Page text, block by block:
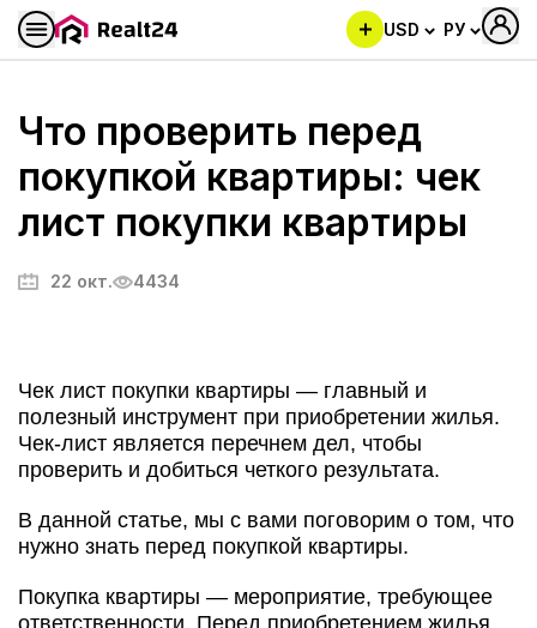
USD РУ
Что проверить перед
покупкой квартиры: чек
лист покупки квартиры
22 окт. 4434
Чек лист покупки квартиры — главный и
полезный инструмент при приобретении жилья.
Чек-лист является перечнем дел, чтобы
проверить и добиться четкого результата.
В данной статье, мы с вами поговорим о том, что
нужно знать перед покупкой квартиры.
Покупка квартиры — мероприятие, требующее
ответственности. Перед приобретением жилья